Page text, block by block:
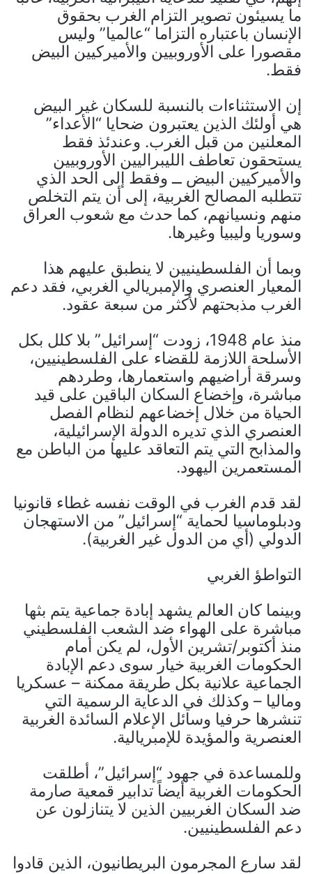
ما يسيئون تصوير التزام الغرب بحقوق
الإنسان باعتباره التزاما “عالميا” وليس
مقصورا على الأوروبيين والأميركيين البيض
فقط.
إن الاستثناءات بالنسبة للسكان غير البيض
هي أولئك الذين يعتبرون ضحايا “الأعداء”
المعلنين من قبل الغرب. وعندئذ فقط
يستحقون تعاطف الليبراليين الأوروبيين
والأميركيين البيض ــ وفقط إلى الحد الذي
تتطلبه المصالح الغربية، إلى أن يتم التخلص
منهم ونسيانهم، كما حدث مع شعوب العراق
وسوريا وليبيا وغيرها.
وبما أن الفلسطينيين لا ينطبق عليهم هذا
المعيار العنصري والإمبريالي الغربي، فقد دعم
الغرب مذبحتهم لأكثر من سبعة عقود.
منذ عام 1948، زودت “إسرائيل” بلا كلل بكل
الأسلحة اللازمة للقضاء على الفلسطينيين،
وسرقة أراضيهم واستعمارها، وطردهم
مباشرة، وإخضاع السكان الباقين على قيد
الحياة من خلال إخضاعهم لنظام الفصل
العنصري الذي تديره الدولة الإسرائيلية،
والمذابح التي يتم التعاقد عليها من الباطن مع
المستعمرين اليهود.
لقد قدم الغرب في الوقت نفسه غطاء قانونيا
ودبلوماسيا لحماية “إسرائيل” من الاستهجان
الدولي (أي من الدول غير الغربية).
التواطؤ الغربي
وبينما كان العالم يشهد إبادة جماعية يتم بثها
مباشرة على الهواء ضد الشعب الفلسطيني
منذ أكتوبر/تشرين الأول، لم يكن أمام
الحكومات الغربية خيار سوى دعم الإبادة
الجماعية علانية بكل طريقة ممكنة – عسكريا
وماليا – وكذلك في الدعاية الرسمية التي
تنشرها حرفيا وسائل الإعلام السائدة الغربية
العنصرية والمؤيدة للإمبريالية.
وللمساعدة في جهود “إسرائيل”، أطلقت
الحكومات الغربية أيضاً تدابير قمعية صارمة
ضد السكان الغربيين الذين لا يتنازلون عن
دعم الفلسطينيين.
لقد سارع المجرمون البريطانيون، الذين قادوا